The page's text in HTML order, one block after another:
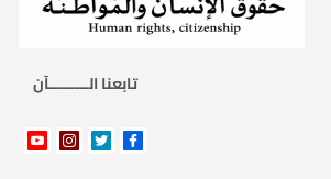
تابعنا الـــــــــآن